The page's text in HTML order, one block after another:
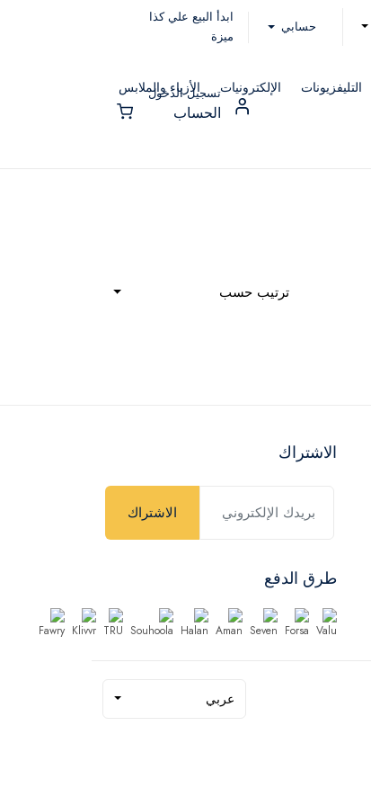
حسابي
ابدأ البيع علي كذا
ميزة
التليفزيونات الإلكترونيات الأزياء والملابس
تسجيل الدخول
الحساب
ترتيب حسب
الاشتراك
الاشتراك
طرق الدفع
عربي